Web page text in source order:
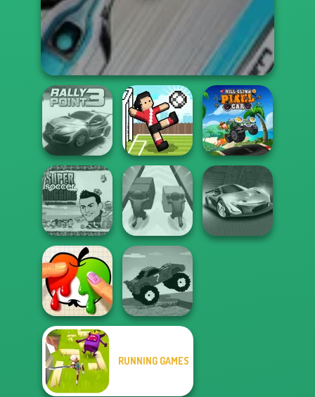
Rally Point 3 Soccer Random
Hill Climb Pixel
Car
Super Soccer
Noggins
Christmas
Push The Colors
Paint It
Funny Mad
RUNNING GAMES